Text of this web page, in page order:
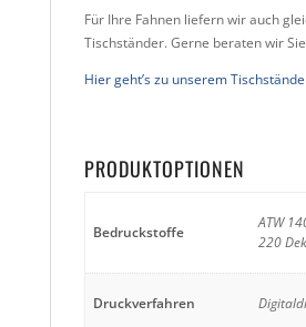
Für Ihre Fahnen liefern wir auch
Tischständer. Gerne beraten wir
Hier geht’s zu unserem
PRODUKTOPTIONEN
Bedruckstoffe
ATW
220
Druckverfahren